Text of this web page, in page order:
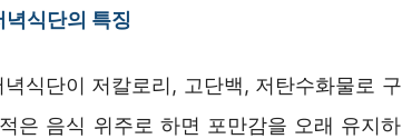
식단의 특징
식단이 저칼로리, 고단백, 저탄수화물로
은 음식 위주로 하면 포만감을 오래 유지